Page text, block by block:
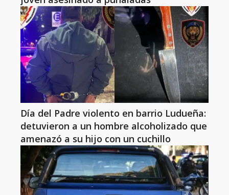
Día del Padre violento en barrio Ludueña:
detuvieron a un hombre alcoholizado que
amenazó a su hijo con un cuchillo